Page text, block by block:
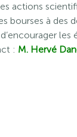
actions
bourses à des
: M. Hervé